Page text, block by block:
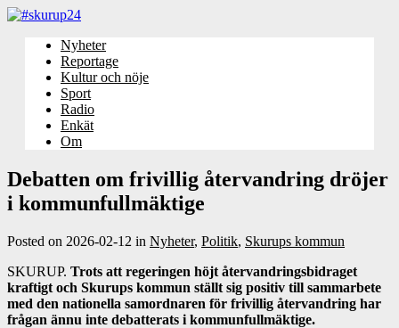
Nyheter
Reportage
Kultur och nöje
Sport
Radio
Enkät
Om
Debatten om frivillig återvandring dröjer
i kommunfullmäktige
Posted on 2026-02-12 in Nyheter, Politik, Skurups kommun
SKURUP. Trots att regeringen höjt återvandringsbidraget
kraftigt och Skurups kommun ställt sig positiv till sammarbete
med den nationella samordnaren för frivillig återvandring har
frågan ännu inte debatterats i kommunfullmäktige.